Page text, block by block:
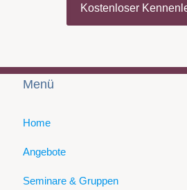
Kostenloser
Menü
Home
Angebote
Seminare & Gruppen